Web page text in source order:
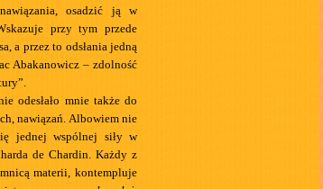
osadzić ją w
przy tym przede
a przez to odsłania jedną
Abakanowicz – zdolność
odesłało mnie także do
nawiązań. Albowiem nie
jednej wspólnej siły w
de Chardin. Każdy z
materii, kontempluje